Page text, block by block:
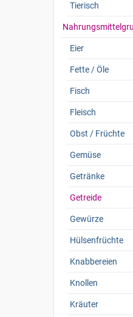
Tierisch
Eier
Fette / Öle
Fisch
Fleisch
Obst / Früchte
Gemüse
Getränke
Getreide
Gewürze
Hülsenfrüchte
Knabbereien
Knollen
Kräuter